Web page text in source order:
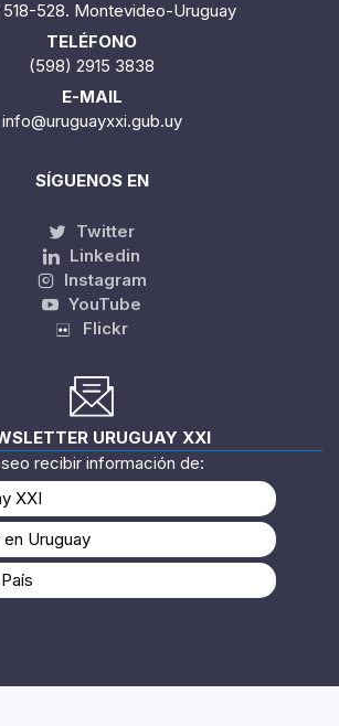
518-528. Montevideo-Uruguay
(598) 2915 3838
E-MAIL
info@uruguayxxi.gub.uy
SÍGUENOS EN
Twitter
Linkedin
Instagram
YouTube
URUGUAY XXI